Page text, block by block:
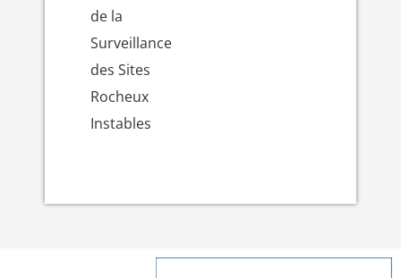
de la
Surveillance
des Sites
Rocheux
Instables